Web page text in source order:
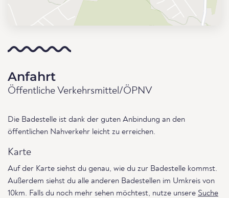
Anfahrt
Öffentliche Verkehrsmittel/ÖPNV
Die Badestelle ist dank der guten Anbindung an den
öffentlichen Nahverkehr leicht zu erreichen.
Karte
Auf der Karte siehst du genau, wie du zur Badestelle kommst.
Außerdem siehst du alle anderen Badestellen im Umkreis von
10km. Falls du noch mehr sehen möchtest, nutze unsere Suche